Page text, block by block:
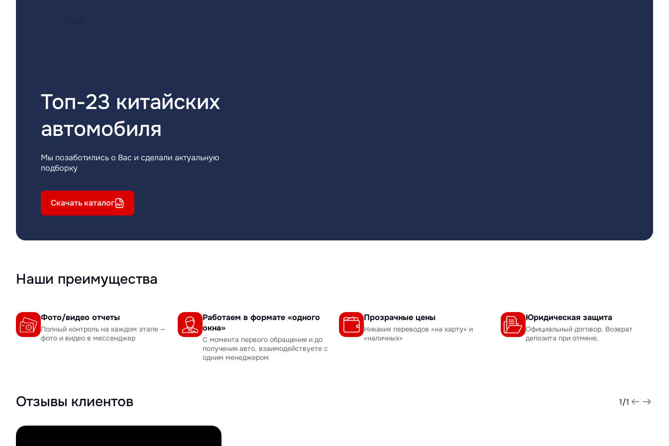
Топ-23 китайских
автомобиля
Мы позаботились о Вас и сделали актуальную
подборку
Скачать каталог
Наши преимущества
Фото/видео отчеты
Полный контроль на каждом этапе —
фото и видео в мессенджер
Работаем в формате «одного
окна»
С момента первого обращения и до
получения авто, взаимодействуете с
одним менеджером
Прозрачные цены
Никаких переводов «на карту» и
«наличных»
Юридическая защита
Официальный договор. Возврат
депозита при отмене.
Отзывы клиентов 1/1